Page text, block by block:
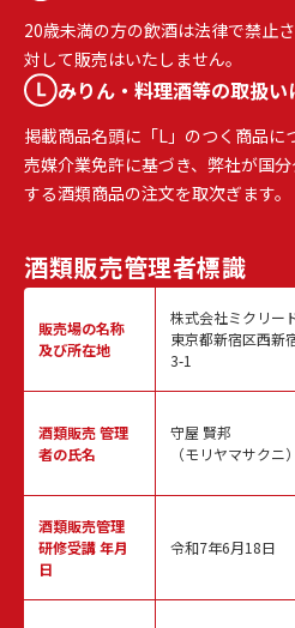
20歳未満の方の飲酒は法律で禁止
対して販売はいたしません。
みりん・料理酒等の取扱い
掲載商品名頭に「L」のつく商品に
売媒介業免許に基づき、弊社が国
する酒類商品の注文を取次ぎます。
酒類販売管理者標識
販売場の名称
及び所在地
酒類販売管理
者の氏名
酒類販売管理
研修受講 年月
日
株式会社ミクリー
東京都新宿区西新
3-1
守屋 賢邦
（モリヤマサクニ）
令和7年6月18日